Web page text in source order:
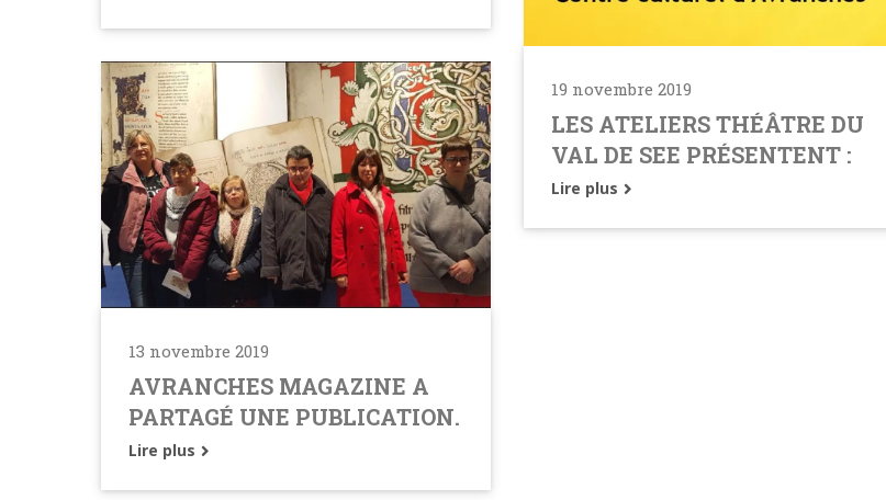
19 novembre 2019
LES ATELIERS THÉÂTRE DU
VAL DE SEE PRÉSENTENT :
Lire plus
13 novembre 2019
AVRANCHES MAGAZINE A
PARTAGÉ UNE PUBLICATION.
Lire plus